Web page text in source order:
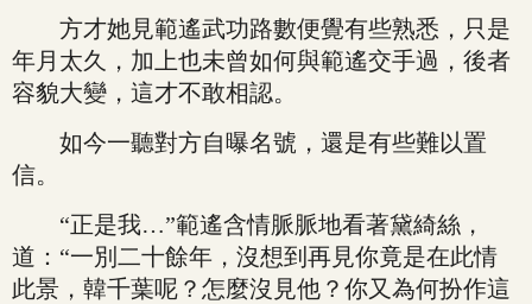
方才她見範遙武功路數便覺有些熟悉，只是
年月太久，加上也未曾如何與範遙交手過，後者
容貌大變，這才不敢相認。
如今一聽對方自曝名號，還是有些難以置
信。
“正是我…”範遙含情脈脈地看著黛綺絲，
道：“一別二十餘年，沒想到再見你竟是在此情
此景，韓千葉呢？怎麼沒見他？你又為何扮作這